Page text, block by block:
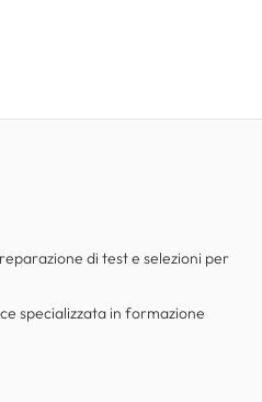
di test e selezioni per
specializzata in formazione